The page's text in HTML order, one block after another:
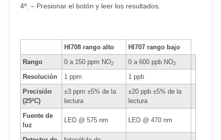
4º. – Presionar el botón y leer los resultados.
HI708 rango alto
HI707 rango bajo
Rango
0 a 150 ppm NO2 0 a 600 ppb NO2
Resolución 1 ppm
1 ppb
Precisión
(25ºC)
±3 ppm ±5% de la
lectura
±20 ppb ±5% de la
lectura
Fuente de
luz
LED @ 575 nm LED @ 470 nm